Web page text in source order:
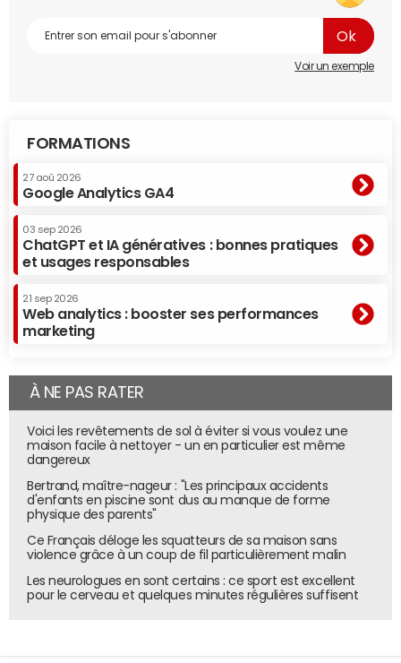
Voir un exemple
FORMATIONS
27 aoû 2026
Google Analytics GA4
03 sep 2026
ChatGPT et IA génératives : bonnes pratiques
et usages responsables
21 sep 2026
Web analytics : booster ses performances
marketing
À NE PAS RATER
Voici les revêtements de sol à éviter si vous voulez une
maison facile à nettoyer - un en particulier est même
dangereux
Bertrand, maître-nageur : "Les principaux accidents
d'enfants en piscine sont dus au manque de forme
physique des parents"
Ce Français déloge les squatteurs de sa maison sans
violence grâce à un coup de fil particulièrement malin
Les neurologues en sont certains : ce sport est excellent
pour le cerveau et quelques minutes régulières suffisent